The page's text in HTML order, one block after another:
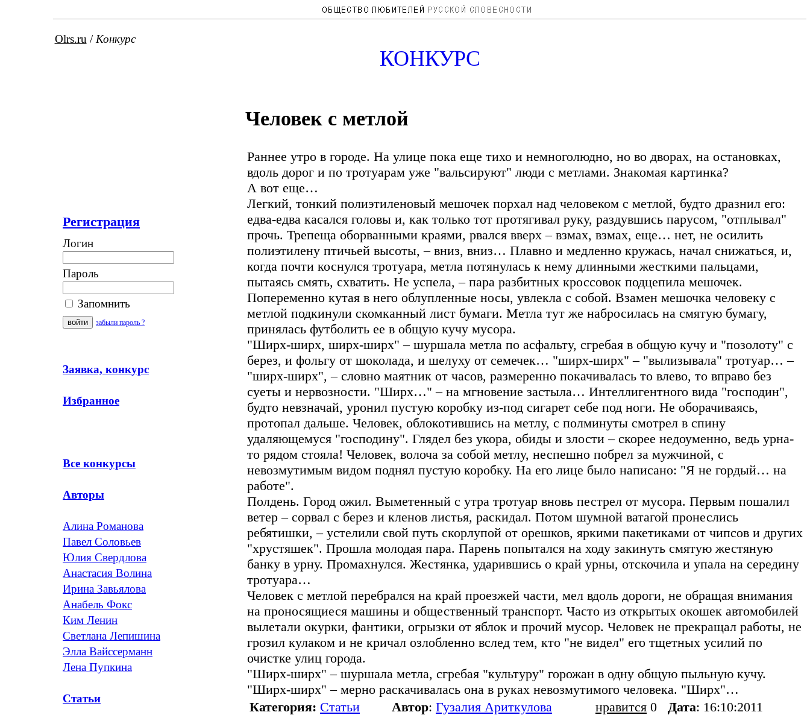
Olrs.ru / Конкурс
КОНКУРС
Регистрация
Логин
Пароль
Запомнить
забыли пароль ?
Заявка, конкурс
Избранное
Все конкурсы
Авторы
Алина Романова
Павел Соловьев
Юлия Свердлова
Анастасия Волина
Ирина Завьялова
Анабель Фокс
Ким Ленин
Светлана Лепишина
Элла Вайссерманн
Лена Пупкина
Статьи
Человек с метлой
Раннее утро в городе. На улице пока еще тихо и немноголюдно, но во дворах, на остановках,
вдоль дорог и по тротуарам уже "вальсируют" люди с метлами. Знакомая картинка?
А вот еще…
Легкий, тонкий полиэтиленовый мешочек порхал над человеком с метлой, будто дразнил его:
едва-едва касался головы и, как только тот протягивал руку, раздувшись парусом, "отплывал"
прочь. Трепеща оборванными краями, рвался вверх – взмах, взмах, еще… нет, не осилить
полиэтилену птичьей высоты, – вниз, вниз… Плавно и медленно кружась, начал снижаться, и,
когда почти коснулся тротуара, метла потянулась к нему длинными жесткими пальцами,
пытаясь смять, схватить. Не успела, – пара разбитных кроссовок подцепила мешочек.
Попеременно кутая в него облупленные носы, увлекла с собой. Взамен мешочка человеку с
метлой подкинули скомканный лист бумаги. Метла тут же набросилась на смятую бумагу,
принялась футболить ее в общую кучу мусора.
"Ширх-ширх, ширх-ширх" – шуршала метла по асфальту, сгребая в общую кучу и "позолоту" с
берез, и фольгу от шоколада, и шелуху от семечек… "ширх-ширх" – "вылизывала" тротуар… –
"ширх-ширх", – словно маятник от часов, размеренно покачивалась то влево, то вправо без
суеты и нервозности. "Ширх…" – на мгновение застыла… Интеллигентного вида "господин",
будто невзначай, уронил пустую коробку из-под сигарет себе под ноги. Не оборачиваясь,
протопал дальше. Человек, облокотившись на метлу, с полминуты смотрел в спину
удаляющемуся "господину". Глядел без укора, обиды и злости – скорее недоуменно, ведь урна-
то рядом стояла! Человек, волоча за собой метлу, неспешно побрел за мужчиной, с
невозмутимым видом поднял пустую коробку. На его лице было написано: "Я не гордый… на
работе".
Полдень. Город ожил. Выметенный с утра тротуар вновь пестрел от мусора. Первым пошалил
ветер – сорвал с берез и кленов листья, раскидал. Потом шумной ватагой пронеслись
ребятишки, – устелили свой путь скорлупой от орешков, яркими пакетиками от чипсов и других
"хрустяшек". Прошла молодая пара. Парень попытался на ходу закинуть смятую жестяную
банку в урну. Промахнулся. Жестянка, ударившись о край урны, отскочила и упала на середину
тротуара…
Человек с метлой перебрался на край проезжей части, мел вдоль дороги, не обращая внимания
на проносящиеся машины и общественный транспорт. Часто из открытых окошек автомобилей
вылетали окурки, фантики, огрызки от яблок и прочий мусор. Человек не прекращал работы, не
грозил кулаком и не кричал озлобленно вслед тем, кто "не видел" его тщетных усилий по
очистке улиц города.
"Ширх-ширх" – шуршала метла, сгребая "культуру" горожан в одну общую пыльную кучу.
"Ширх-ширх" – мерно раскачивалась она в руках невозмутимого человека. "Ширх"…
Категория: Статьи Автор: Гузалия Ариткулова нравится 0 Дата: 16:10:2011